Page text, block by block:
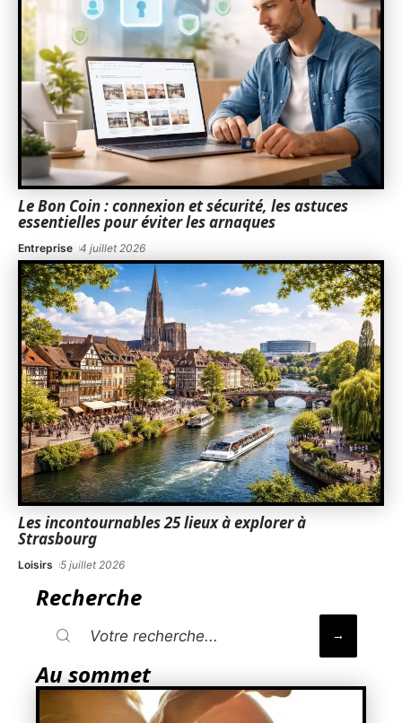
Le Bon Coin : connexion et sécurité, les astuces
essentielles pour éviter les arnaques
Entreprise 4 juillet 2026
Les incontournables 25 lieux à explorer à
Strasbourg
Loisirs 5 juillet 2026
Recherche
Au sommet